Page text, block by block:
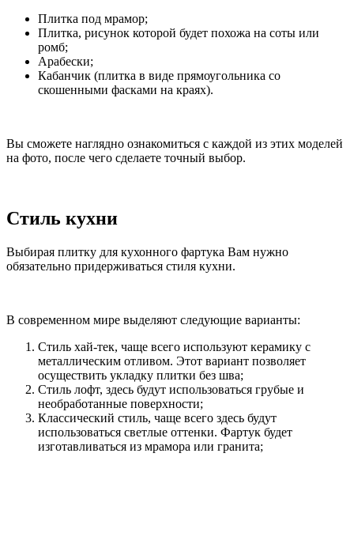
Плитка под мрамор;
Плитка, рисунок которой будет похожа на соты или
ромб;
Арабески;
Кабанчик (плитка в виде прямоугольника со
скошенными фасками на краях).
Вы сможете наглядно ознакомиться с каждой из этих моделей
на фото, после чего сделаете точный выбор.
Стиль кухни
Выбирая плитку для кухонного фартука Вам нужно
обязательно придерживаться стиля кухни.
В современном мире выделяют следующие варианты:
Стиль хай-тек, чаще всего используют керамику с
металлическим отливом. Этот вариант позволяет
осуществить укладку плитки без шва;
Стиль лофт, здесь будут использоваться грубые и
необработанные поверхности;
Классический стиль, чаще всего здесь будут
использоваться светлые оттенки. Фартук будет
изготавливаться из мрамора или гранита;